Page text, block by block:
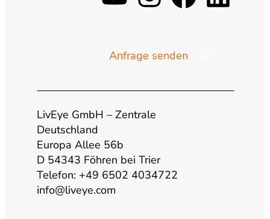
u
t
b
s
t
g
e
k
Anfrage senden
LivEye GmbH – Zentrale
Deutschland
Europa Allee 56b
D 54343 Föhren bei Trier
Telefon: +49 6502 4034722
info@liveye.com